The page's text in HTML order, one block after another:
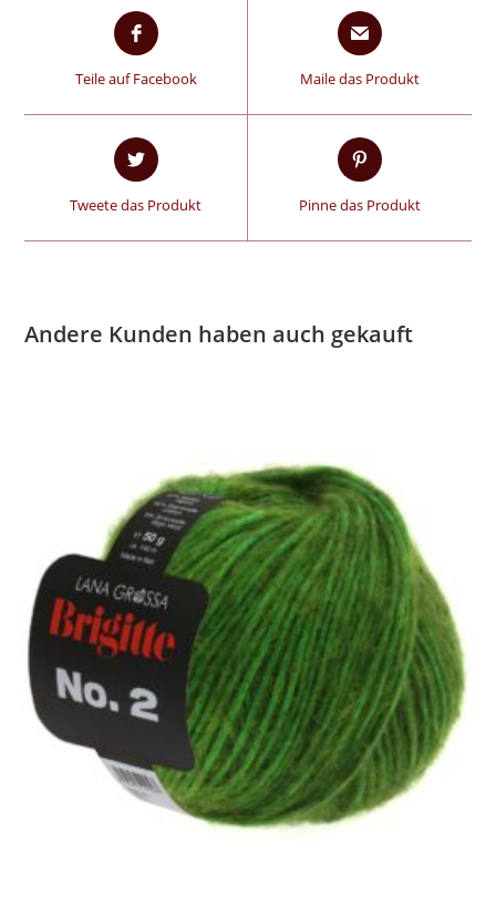
Teile auf Facebook Maile das Produkt
Tweete das Produkt Pinne das Produkt
Andere Kunden haben auch gekauft